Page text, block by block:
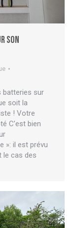
son
batteries sur
soit la
! Votre
C’est bien
»: il est prévu
le cas des